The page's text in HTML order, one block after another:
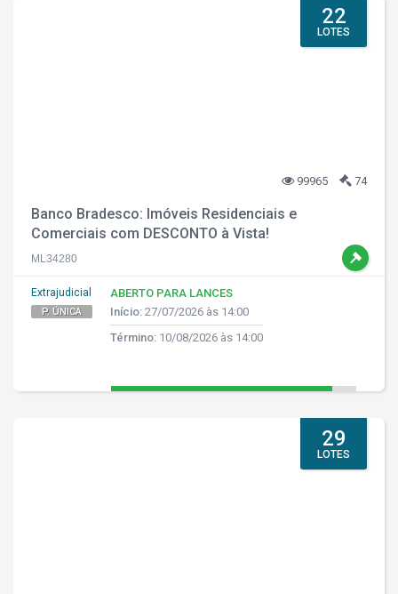
22
LOTES
99965 74
Banco Bradesco: Imóveis Residenciais e
Comerciais com DESCONTO à Vista!
ML34280
Extrajudicial
P. ÚNICA
ABERTO PARA LANCES
Início: 27/07/2026 às 14:00
Término: 10/08/2026 às 14:00
29
LOTES